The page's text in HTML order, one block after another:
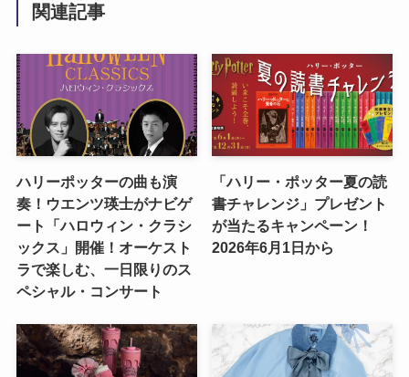
関連記事
ハリーポッターの曲も演
奏！ウエンツ瑛士がナビゲ
ート「ハロウィン・クラシ
ックス」開催！オーケスト
ラで楽しむ、一日限りのス
ペシャル・コンサート
「ハリー・ポッター夏の読
書チャレンジ」プレゼント
が当たるキャンペーン！
2026年6月1日から